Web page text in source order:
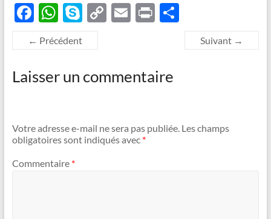
F
ac
e
b
o
k
W
h
at
s
A
p
S
y
p
e
C
y
Li
k
E P P
← Précédent Suivant →
Laisser un commentaire
Votre adresse e-mail ne sera pas publiée. Les champs
obligatoires sont indiqués avec *
Commentaire *